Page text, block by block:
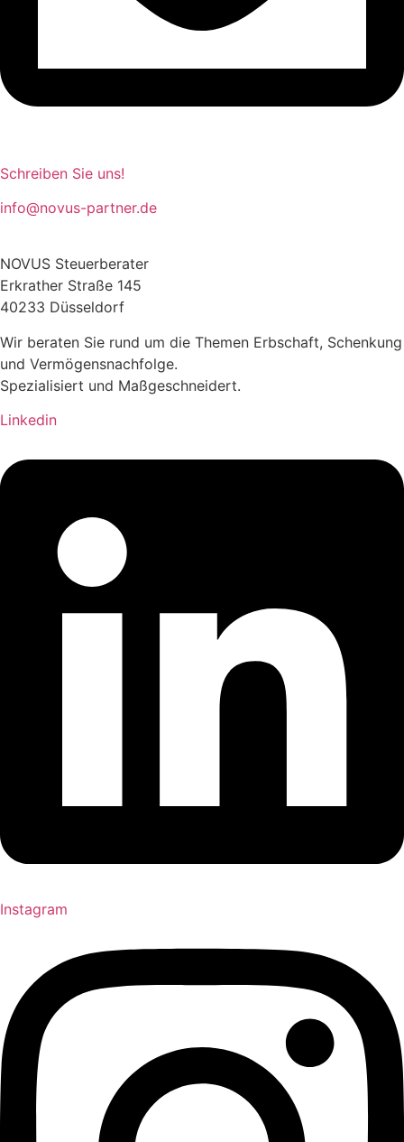
Schreiben Sie uns!
info@novus-partner.de
NOVUS Steuerberater
Erkrather Straße 145
40233 Düsseldorf
Wir beraten Sie rund um die Themen Erbschaft, Schenkung
und Vermögensnachfolge.
Spezialisiert und Maßgeschneidert.
Linkedin
Instagram